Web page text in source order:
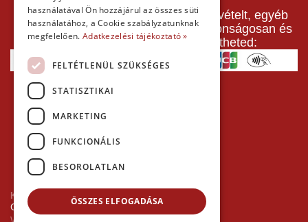
A pályafoglalást, gokartverseny részvételt, egyéb
termékeinket, szolgáltatásainkat biztonságosan és
gyorsan bankkártyával is kifizetheted:
Kezdőlap
Copyright © 2026 Minden jog fenntartva!
használatával Ön hozzájárul az összes süti
használatához, a Cookie szabályzatunknak
megfelelően. Adatkezelési tájékoztató »
FELTÉTLENÜL SZÜKSÉGES
STATISZTIKAI
MARKETING
FUNKCIONÁLIS
BESOROLATLAN
ÖSSZES ELFOGADÁSA